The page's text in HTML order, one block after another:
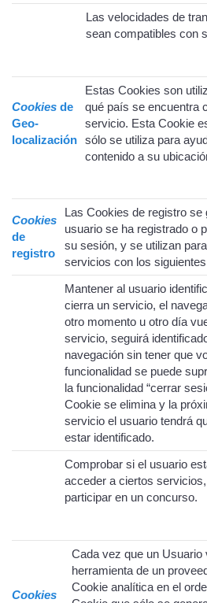
Las velocidades de
sean compatibles con
Cookies de
Geo-
localización
Estas Cookies son
qué país se encuentra
servicio. Esta Cookie
sólo se utiliza para
contenido a su
Cookies
de
registro
Las Cookies de registro se
usuario se ha registrado o
su sesión, y se utilizan
servicios con los
Mantener al usuario
cierra un servicio, el
otro momento u otro día
servicio, seguirá
navegación sin tener que
funcionalidad se puede
la funcionalidad “cerrar
Cookie se elimina y la
servicio el usuario tendrá
estar identificado.
Comprobar si el usuario
acceder a ciertos
participar en un concurso.
Cookies
Cada vez que un
herramienta de un
Cookie analítica en el